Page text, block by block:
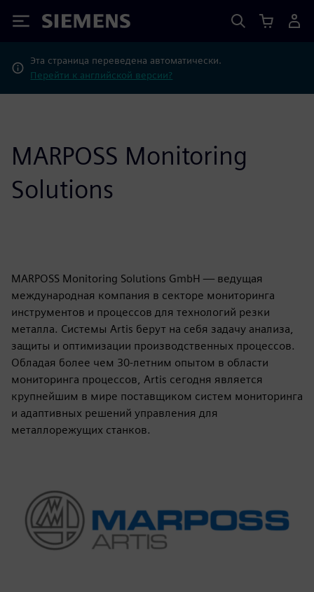
Siemens
Эта страница переведена автоматически.
Перейти к английской версии?
MARPOSS Monitoring
Solutions
MARPOSS Monitoring Solutions GmbH — ведущая
международная компания в секторе мониторинга
инструментов и процессов для технологий резки
металла. Системы Artis берут на себя задачу анализа,
защиты и оптимизации производственных процессов.
Обладая более чем 30-летним опытом в области
мониторинга процессов, Artis сегодня является
крупнейшим в мире поставщиком систем мониторинга
и адаптивных решений управления для
металлорежущих станков.